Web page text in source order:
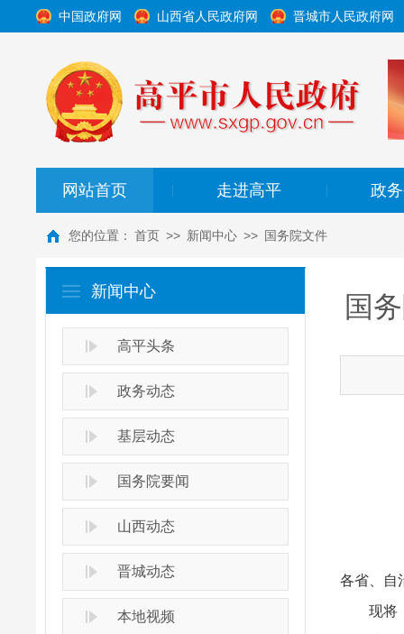
中国政府网 山西省人民政府网 晋城市人民政府网
网站首页 走进高平 政
您的位置： 首页 >> 新闻中心 >> 国务院文件
新闻中心
高平头条
政务动态
基层动态
国务院要闻
山西动态
晋城动态
本地视频
国
各省、自
现将